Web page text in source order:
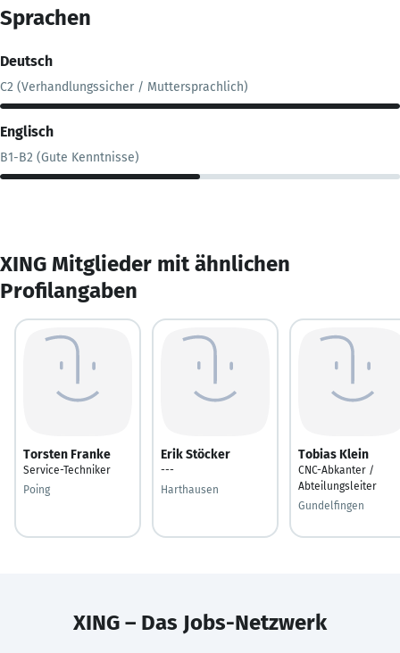
Sprachen
Deutsch
C2 (Verhandlungssicher / Muttersprachlich)
Englisch
B1-B2 (Gute Kenntnisse)
XING Mitglieder mit ähnlichen
Profilangaben
Torsten Franke
Service-Techniker
Poing
Erik Stöcker
---
Harthausen
Tobias Klein
CNC-Abkanter /
Abteilungsleiter
Gundelfingen
XING – Das Jobs-Netzwerk